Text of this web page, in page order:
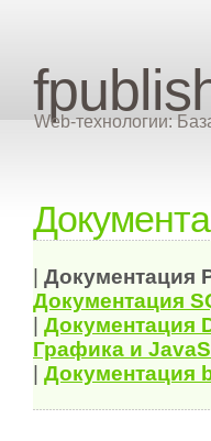
Web-технологии:
Документация
Документация
Документация
Графика и
Документация